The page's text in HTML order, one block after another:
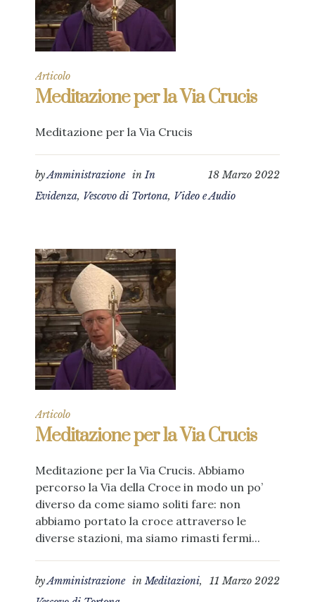
Articolo
Meditazione per la Via Crucis
Meditazione per la Via Crucis
18 Marzo 2022
byAmministrazione inIn
Evidenza, Vescovo di Tortona, Video e Audio
Articolo
Meditazione per la Via Crucis
Meditazione per la Via Crucis. Abbiamo
percorso la Via della Croce in modo un po’
diverso da come siamo soliti fare: non
abbiamo portato la croce attraverso le
diverse stazioni, ma siamo rimasti fermi...
11 Marzo 2022
byAmministrazione inMeditazioni,